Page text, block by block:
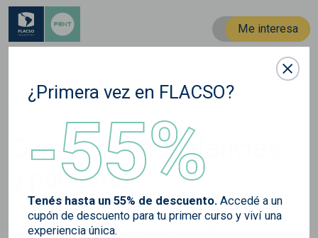
¿Primera vez en FLACSO?
-55%
Tenés hasta un 55% de descuento. Accedé a un
cupón de descuento para tu primer curso y viví una
experiencia única.
Me interesa
Usina de experiencias
Curso — Entre infancias
y pantallas
Actualizá tu mirada sobre las tecnologías en la vida